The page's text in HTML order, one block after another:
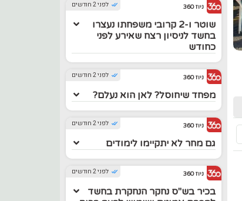
לפני 2 חודשים ניוז 360
שוטר ו-2 קרובי משפחתו נעצרו
בחשד לניסיון רצח שאירע לפני
כחודש
לפני 2 חודשים ניוז 360
מפחד שיחוסל? לאן הוא נעלם?
לפני 2 חודשים ניוז 360
גם מחר לא יתקיימו לימודים
לפני 2 חודשים ניוז 360
בכיר בש"ס נחקר הנחקרת בחשד